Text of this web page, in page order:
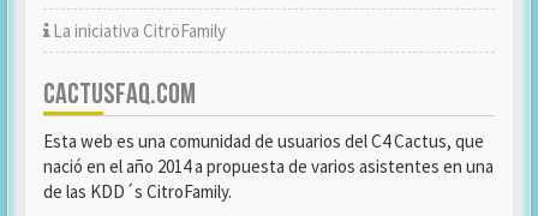
La iniciativa CitröFamily
CACTUSFAQ.COM
Esta web es una comunidad de usuarios del C4 Cactus, que
nació en el año 2014 a propuesta de varios asistentes en una
de las KDD´s CitroFamily.